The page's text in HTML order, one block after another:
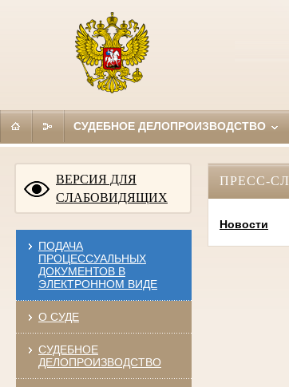
СУДЕБНОЕ ДЕЛОПРОИЗВОДСТВО
ВЕРСИЯ ДЛЯ
СЛАБОВИДЯЩИХ
ПОДАЧА
ПРОЦЕССУАЛЬНЫХ
ДОКУМЕНТОВ В
ЭЛЕКТРОННОМ ВИДЕ
О СУДЕ
СУДЕБНОЕ
ДЕЛОПРОИЗВОДСТВО
ПРЕСС-
Новости